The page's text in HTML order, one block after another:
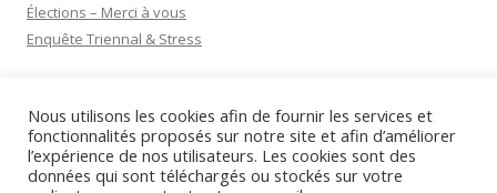
Élections – Merci à vous
Enquête Triennal & Stress
Visiteurs d’hier: 30
Nous utilisons les cookies afin de fournir les services et
fonctionnalités proposés sur notre site et afin d’améliorer
l’expérience de nos utilisateurs. Les cookies sont des
données qui sont téléchargés ou stockés sur votre